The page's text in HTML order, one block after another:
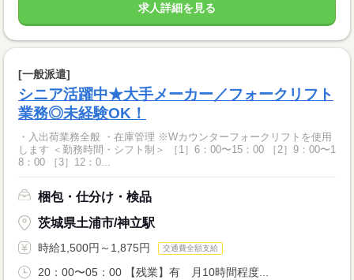
求人詳細を見る
[一般派遣]
シニア活躍中★大手メーカー／フォークリフト
業務◎未経験OK！
・入出荷業務全般 ・在庫管理 ※Wカウンターフォークリフトを使用
します ＜勤務時間・シフト制＞ ［1］6：00〜15：00 ［2］9：00〜1
8：00 ［3］12：0...
梱包・仕分け・検品
茨城県土浦市/神立駅
時給1,500円～1,875円 交通費全額支給
20：00〜05：00 【残業】有 月10時間程度...